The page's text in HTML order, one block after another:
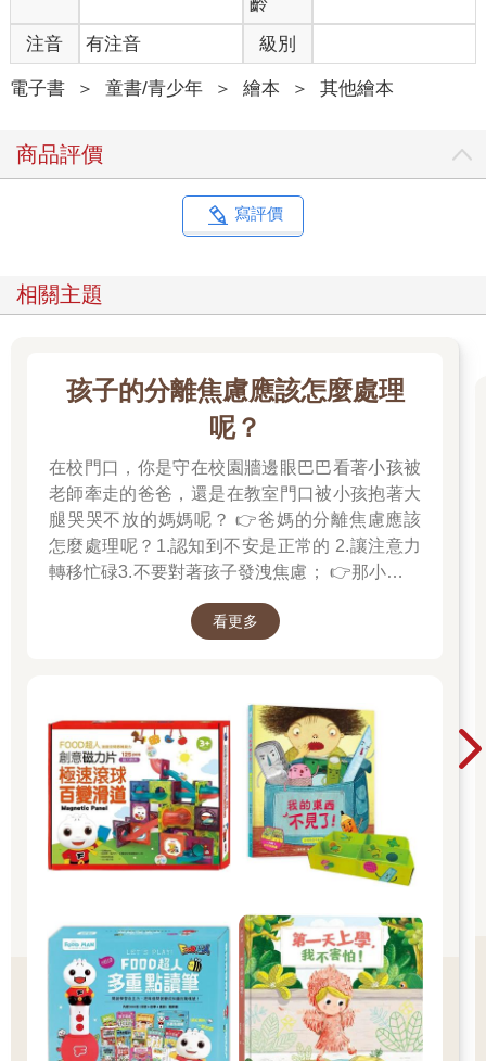
注音 有注音 級別
電子書 ＞ 童書/青少年 ＞ 繪本 ＞ 其他繪本
商品評價
寫評價
相關主題
孩子的分離焦慮應該怎麼處理
呢？
在校門口，你是守在校園牆邊眼巴巴看著小孩被
老師牽走的爸爸，還是在教室門口被小孩抱著大
腿哭哭不放的媽媽呢？ 👉爸媽的分離焦慮應該
怎麼處理呢？1.認知到不安是正常的 2.讓注意力
轉移忙碌3.不要對著孩子發洩焦慮； 👉那小朋友
也許是熟悉的玩偶增加安全感 2.與孩子分開時請
孩子一起迎接成長的過程！真是太好了！ 🎉金石
堂開學季！爸媽好輕鬆教你一站購足！文具、書
包、書套參展品全面5折起！👉文具滿777送80
元電子禮券 👉全站商品滿1200回饋4%金幣
看更多